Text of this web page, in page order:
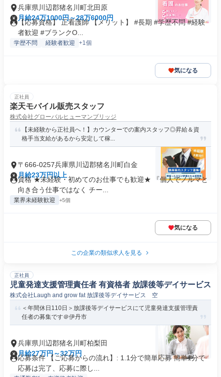
兵庫県川辺郡猪名川町北田原
月給24万1000円～28万6000円
【応募資格】 正看護師 【メリット】 #長期 #学歴不問 #経験
者歓迎 #ブランクO...
学歴不問 経験者歓迎 +1個
気になる
正社員
楽天モバイル販売スタッフ
株式会社グローバルヒューマンブリッジ
【未経験から正社員へ！】カウンターでの案内スタッフ◎昇給＆資
格手当支給があるから安定して稼...
〒666-0257兵庫県川辺郡猪名川町白金
月給23万円以上
資格 ★未経験・初めてのお仕事でも歓迎★ 『個人でノルマと
向き合う仕事ではなく チー...
業界未経験歓迎 +5個
気になる
この企業の類似求人を見る
正社員
児童発達支援管理責任者 有資格者 放課後等デイサービス
株式会社Laugh and grow fat 放課後等デイサービス 空
＜年間休日110日＞放課後等デイサービスにて児童発達支援管理責
任者の募集です＠伊丹市
兵庫県川辺郡猪名川町柏梨田
月給27万円～32万円
応募条件 【ご応募からの流れ】: 1.1分で簡単応募 簡単1分で
応募は完了、応募に際し...